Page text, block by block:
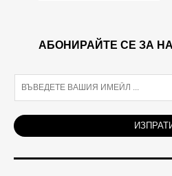
АБОНИРАЙТЕ СЕ ЗА
i
l